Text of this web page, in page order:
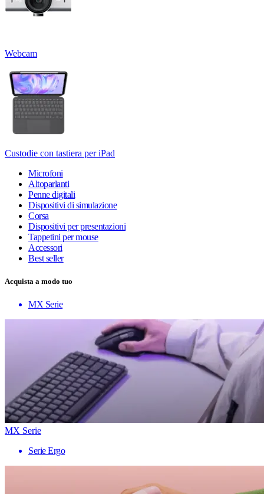
Webcam
Custodie con tastiera per iPad
Microfoni
Altoparlanti
Penne digitali
Dispositivi di simulazione
Corsa
Dispositivi per presentazioni
Tappetini per mouse
Accessori
Best seller
Acquista a modo tuo
MX Serie
MX Serie
Serie Ergo